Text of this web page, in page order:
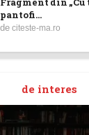
pantofi...
deciteste-ma.ro
de interes